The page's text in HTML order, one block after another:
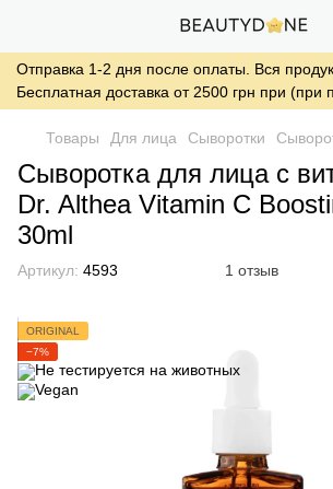
Отправка 1-2 дня после оплаты. Вся
Бесплатная доставка от 2500 грн при (при
Товары Для лица Сыворотки
Сыворотка для лица с
Dr. Althea Vitamin C
30ml
Артикул: 4593 1 отзыв
ORIGINAL
−7%